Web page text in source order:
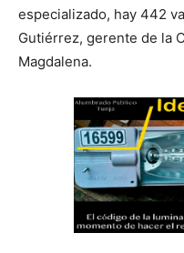
especializado, hay 442
Gutiérrez, gerente de la
Magdalena.